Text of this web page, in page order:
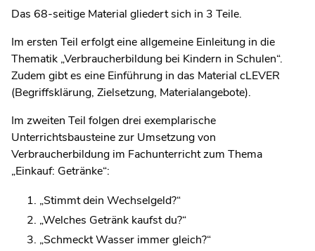
Das 68-seitige Material gliedert sich in 3 Teile.
Im ersten Teil erfolgt eine allgemeine Einleitung in die
Thematik „Verbraucherbildung bei Kindern in Schulen“.
Zudem gibt es eine Einführung in das Material cLEVER
(Begriffsklärung, Zielsetzung, Materialangebote).
Im zweiten Teil folgen drei exemplarische
Unterrichtsbausteine zur Umsetzung von
Verbraucherbildung im Fachunterricht zum Thema
„Einkauf: Getränke“:
„Stimmt dein Wechselgeld?“
„Welches Getränk kaufst du?“
„Schmeckt Wasser immer gleich?“